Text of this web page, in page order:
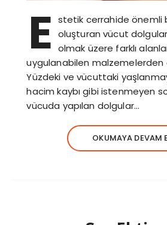
E stetik cerrahide önemli
oluşturan vücut
olmak üzere farklı
uygulanabilen malzemelerden
Yüzdeki ve vücuttaki
hacim kaybı gibi istenmeyen
vücuda yapılan dolgular…
OKUMAYA DEVAM